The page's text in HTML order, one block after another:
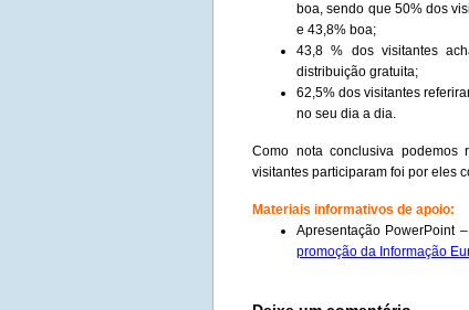
boa, sendo que 50% dos
e 43,8% boa;
43,8 % dos visitantes
distribuição gratuita;
62,5% dos visitantes
no seu dia a dia.
Como nota conclusiva
visitantes participaram foi por eles
Materiais informativos de apoio:
Apresentação PowerPoint
promoção da Informação